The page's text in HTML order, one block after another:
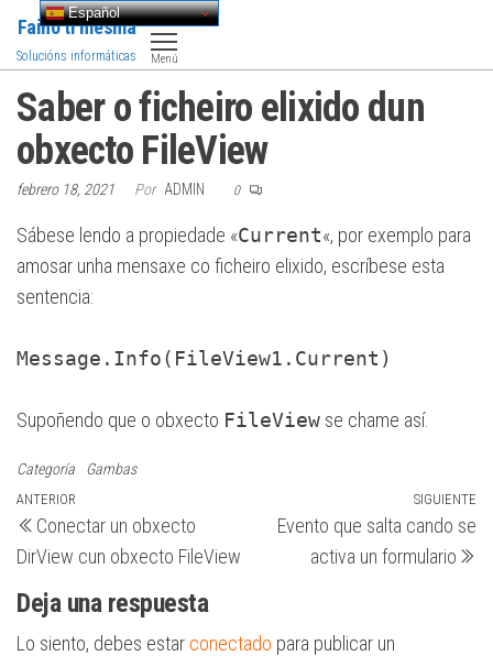
Saltar
contenido
Faino ti mesma
Solucións informáticas Menú
Saber o ficheiro elixido dun
obxecto FileView
febrero 18, 2021 Por ADMIN 0
Sábese lendo a propiedade «Current«, por exemplo para
amosar unha mensaxe co ficheiro elixido, escríbese esta
sentencia:
Message.Info(FileView1.Current)
Supoñendo que o obxecto FileView se chame así.
Categoría Gambas
Navegación
de
Entrada
anterior
ANTERIOR
Conectar un obxecto
DirView cun obxecto FileView
SIGUIENTE
Evento que salta cando se
activa un formulario
Deja una respuesta
Lo siento, debes estar conectado para publicar un
Español